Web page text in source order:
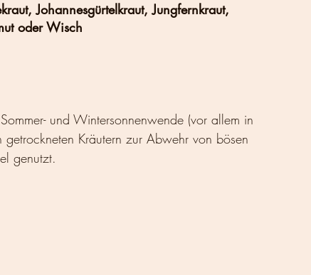
Johannesgürtelkraut, Jungfernkraut,
oder Wisch
und Wintersonnenwende (vor allem in
Kräutern zur Abwehr von bösen
genutzt.